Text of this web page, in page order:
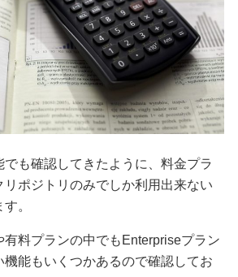
でも確認してきたように、料金プラ
リポジトリのみでしか利用出来ない
。
料プランの中でもEnterpriseプラン
機能もいくつかあるので確認してお